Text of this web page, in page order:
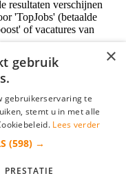
resultaten verschijnen
'TopJobs' (betaalde
of vacatures van
×
gebruik
gebruikerservaring te
stemt u in met alle
Lees verder
(598) →
PRESTATIE